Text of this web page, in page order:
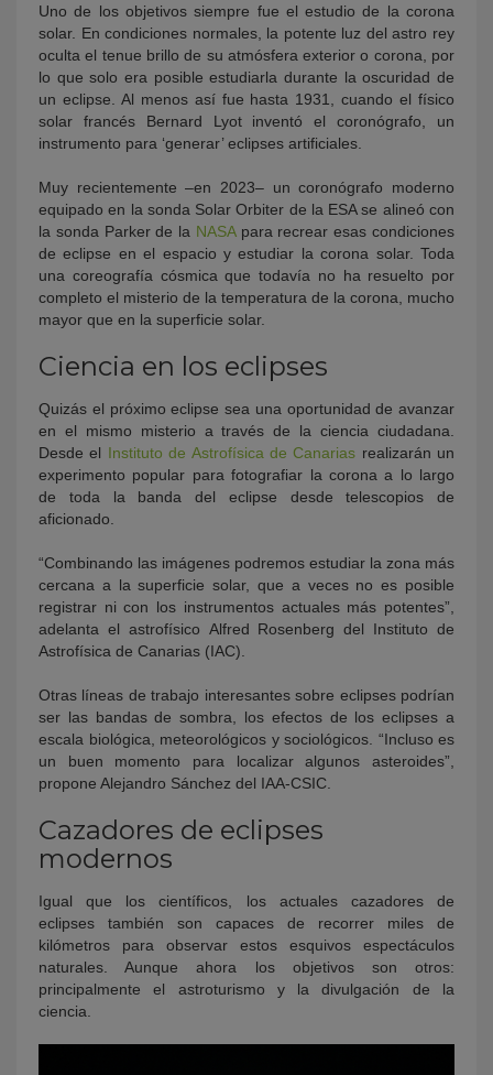
Uno de los objetivos siempre fue el estudio de la corona
solar. En condiciones normales, la potente luz del astro rey
oculta el tenue brillo de su atmósfera exterior o corona, por
lo que solo era posible estudiarla durante la oscuridad de
un eclipse. Al menos así fue hasta 1931, cuando el físico
solar francés Bernard Lyot inventó el coronógrafo, un
instrumento para ‘generar’ eclipses artificiales.
Muy recientemente –en 2023– un coronógrafo moderno
equipado en la sonda Solar Orbiter de la ESA se alineó con
la sonda Parker de la NASApara recrear esas condiciones
de eclipse en el espacio y estudiar la corona solar. Toda
una coreografía cósmica que todavía no ha resuelto por
completo el misterio de la temperatura de la corona, mucho
mayor que en la superficie solar.
Ciencia en los eclipses
Quizás el próximo eclipse sea una oportunidad de avanzar
en el mismo misterio a través de la ciencia ciudadana.
Desde el Instituto de Astrofísica de Canarias realizarán un
experimento popular para fotografiar la corona a lo largo
de toda la banda del eclipse desde telescopios de
aficionado.
“Combinando las imágenes podremos estudiar la zona más
cercana a la superficie solar, que a veces no es posible
registrar ni con los instrumentos actuales más potentes”,
adelanta el astrofísico Alfred Rosenberg del Instituto de
Astrofísica de Canarias (IAC).
Otras líneas de trabajo interesantes sobre eclipses podrían
ser las bandas de sombra, los efectos de los eclipses a
escala biológica, meteorológicos y sociológicos. “Incluso es
un buen momento para localizar algunos asteroides”,
propone Alejandro Sánchez del IAA-CSIC.
Cazadores de eclipses
modernos
Igual que los científicos, los actuales cazadores de
eclipses también son capaces de recorrer miles de
kilómetros para observar estos esquivos espectáculos
naturales. Aunque ahora los objetivos son otros:
principalmente el astroturismo y la divulgación de la
ciencia.